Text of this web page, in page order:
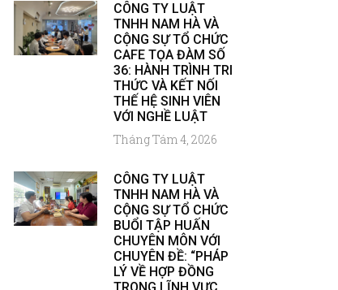
CÔNG TY LUẬT
TNHH NAM HÀ VÀ
CỘNG SỰ TỔ CHỨC
CAFE TỌA ĐÀM SỐ
36: HÀNH TRÌNH TRI
THỨC VÀ KẾT NỐI
THẾ HỆ SINH VIÊN
VỚI NGHỀ LUẬT
Tháng Tám 4, 2026
CÔNG TY LUẬT
TNHH NAM HÀ VÀ
CỘNG SỰ TỔ CHỨC
BUỔI TẬP HUẤN
CHUYÊN MÔN VỚI
CHUYÊN ĐỀ: “PHÁP
LÝ VỀ HỢP ĐỒNG